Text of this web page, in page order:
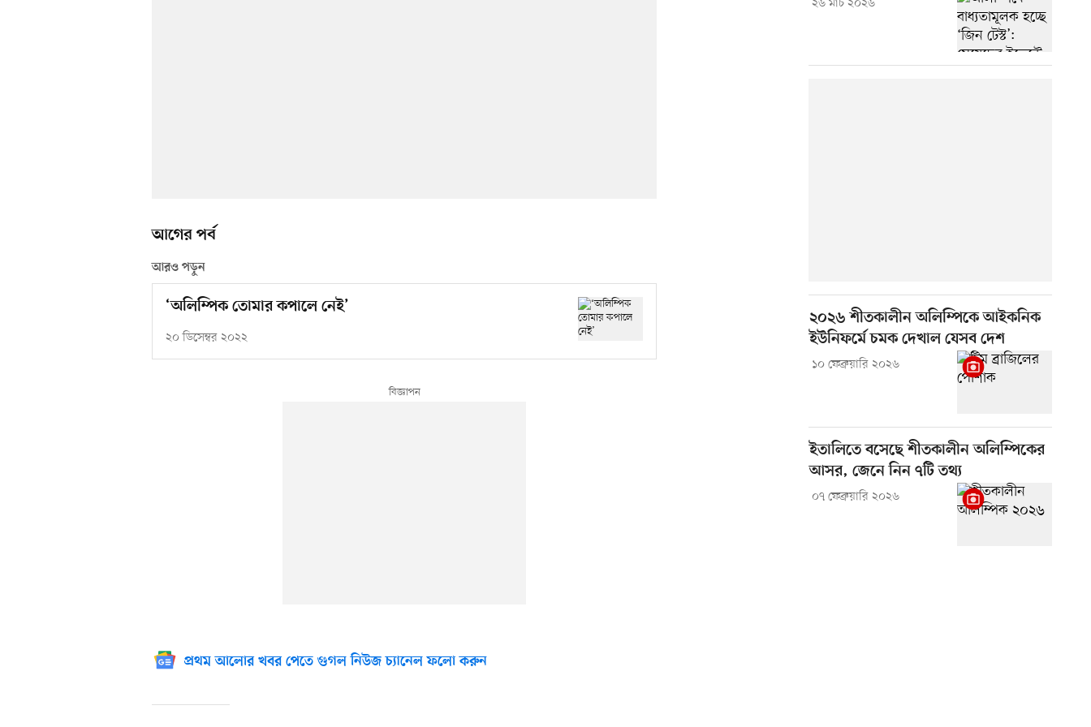
আগের পর্ব
আরও পড়ুন
‘অলিম্পিক তোমার কপালে নেই’
২০ ডিসেম্বর ২০২২
প্রথম আলোর খবর পেতে গুগল নিউজ চ্যানেল ফলো করুন
২৬ মার্চ ২০২৬
২০২৬ শীতকালীন অলিম্পিকে আইকনিক
ইউনিফর্মে চমক দেখাল যেসব দেশ
১০ ফেব্রুয়ারি ২০২৬
ইতালিতে বসেছে শীতকালীন অলিম্পিকের
আসর, জেনে নিন ৭টি তথ্য
০৭ ফেব্রুয়ারি ২০২৬